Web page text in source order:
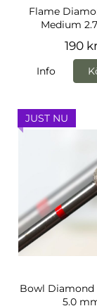
Flame
Medium
190
Info
JUST NU
Bowl Diamond
5.0